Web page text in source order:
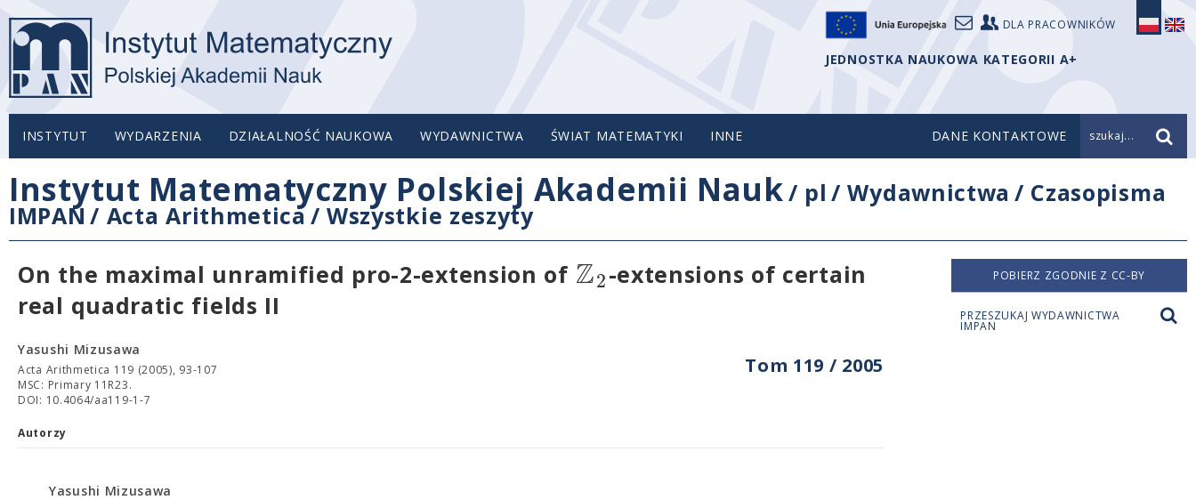
DLA PRACOWNIKÓW
JEDNOSTKA NAUKOWA KATEGORII A+
INSTYTUT WYDARZENIA DZIAŁALNOŚĆ NAUKOWA WYDAWNICTWA ŚWIAT MATEMATYKI INNE DANE KONTAKTOWE szukaj...
Instytut Matematyczny Polskiej Akademii Nauk/ pl /Wydawnictwa / Czasopisma
IMPAN / Acta Arithmetica/ Wszystkie zeszyty
On the maximal unramified pro-2-extension of Z2-extensions of certain
real quadratic fields II
Tom 119 / 2005
Yasushi Mizusawa
Acta Arithmetica 119 (2005), 93-107
MSC: Primary 11R23.
DOI: 10.4064/aa119-1-7
Autorzy
Yasushi Mizusawa
POBIERZ ZGODNIE Z CC-BY
PRZESZUKAJ WYDAWNICTWA
IMPAN